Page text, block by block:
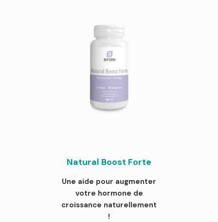
Natural Boost Forte
Une aide pour augmenter
votre hormone de
croissance naturellement
!